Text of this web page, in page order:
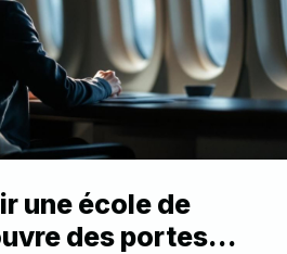
une école de
des portes